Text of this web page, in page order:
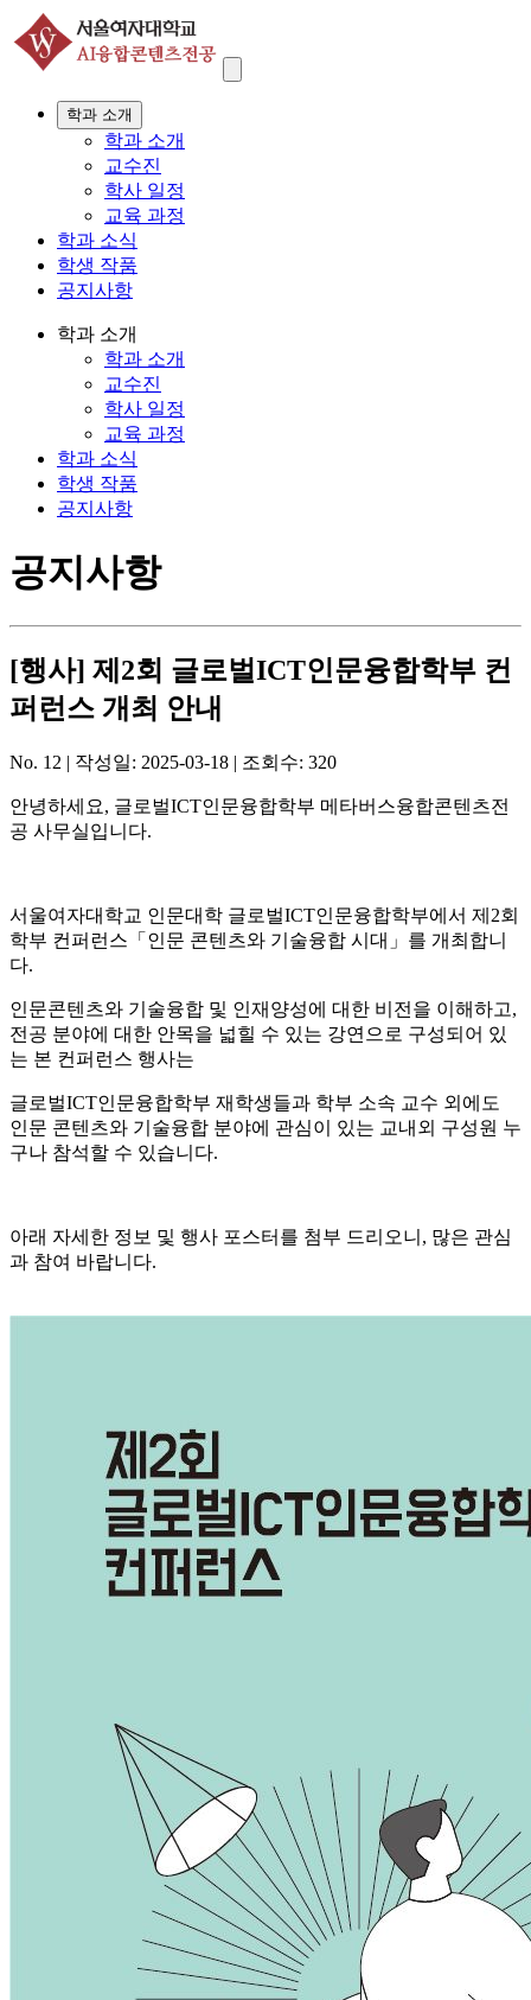
학과 소개
학과 소개
교수진
학사 일정
교육 과정
학과 소식
학생 작품
공지사항
학과 소개
학과 소개
교수진
학사 일정
교육 과정
학과 소식
학생 작품
공지사항
공지사항
[행사] 제2회 글로벌ICT인문융합학부 컨
퍼런스 개최 안내
No. 12 | 작성일: 2025-03-18 | 조회수: 320
안녕하세요, 글로벌ICT인문융합학부 메타버스융합콘텐츠전
공 사무실입니다.
서울여자대학교 인문대학 글로벌ICT인문융합학부에서 제2회
학부 컨퍼런스「인문 콘텐츠와 기술융합 시대」를 개최합니
다.
인문콘텐츠와 기술융합 및 인재양성에 대한 비전을 이해하고,
전공 분야에 대한 안목을 넓힐 수 있는 강연으로 구성되어 있
는 본 컨퍼런스 행사는
글로벌ICT인문융합학부 재학생들과 학부 소속 교수 외에도
인문 콘텐츠와 기술융합 분야에 관심이 있는 교내외 구성원 누
구나 참석할 수 있습니다.
아래 자세한 정보 및 행사 포스터를 첨부 드리오니, 많은 관심
과 참여 바랍니다.